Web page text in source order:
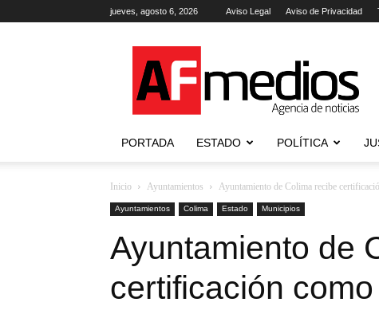
jueves, agosto 6, 2026 Aviso Legal Aviso de Privacidad
Agencia
de
Noticias
PORTADA ESTADO POLÍTICA
Inicio Ayuntamientos Ayuntamiento de Colima recibe
Ayuntamientos Colima Estado Municipios
Ayuntamiento de
certificación